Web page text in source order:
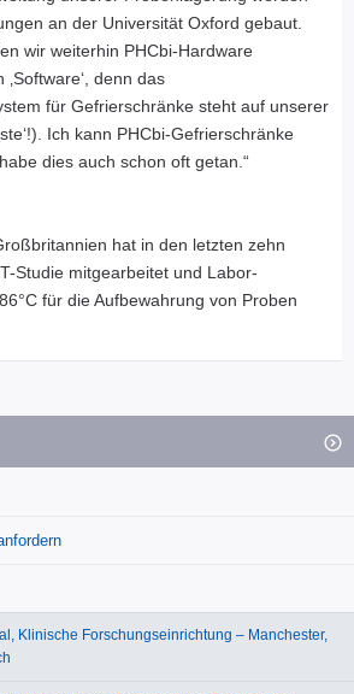
an der Universität Oxford gebaut.
wir weiterhin PHCbi-Hardware
denn das
für Gefrierschränke steht auf unserer
Ich kann PHCbi-Gefrierschränke
dies auch schon oft getan.“
hat in den letzten zehn
Studie mitgearbeitet und Labor-
für die Aufbewahrung von Proben
Klinische Forschungseinrichtung – Manchester,